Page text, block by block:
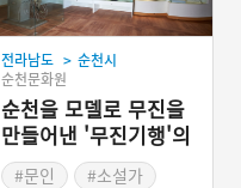
전라남도 > 순천시
순천문화원
순천을 모델로 무진을
만들어낸 '무진기행'의
작가 김승옥
#문인
#소설가